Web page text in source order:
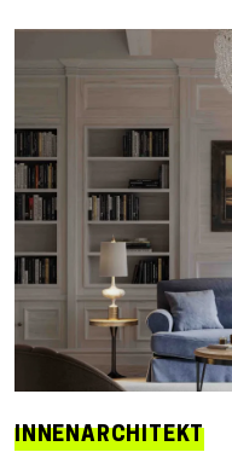
INNENARCHITEKT